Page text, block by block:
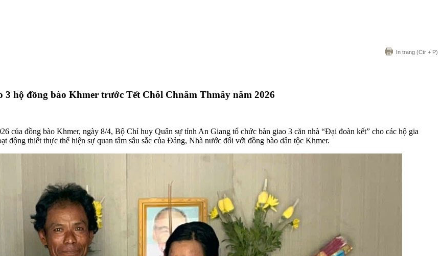
In trang (Ctr + P)
hộ đồng bào Khmer trước Tết Chôl Chnăm Thmây năm 2026
của đồng bào Khmer, ngày 8/4, Bộ Chỉ huy Quân sự tỉnh An Giang tổ chức bàn giao 3 căn nhà “Đại đoàn kết” cho các hộ gia
thiết thực thể hiện sự quan tâm sâu sắc của Đảng, Nhà nước đối với đồng bào dân tộc Khmer.